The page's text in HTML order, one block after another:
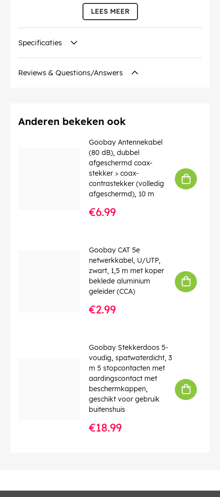
De knikbeveiliging en de stabiele mantel beschermen de
Ethernetkabel optimaal tegen kabelbreuk.
CAT 6 netwerkkabel is geschikt voor Gigabit Ethernet
Ethernet (PoE, PoE+, UPoE, 4PPoE) en HDBaseT.
AWG: 28/7 (stranded)
Specificatie: CAT 6
Contact: EIA/TIA-568 B
Bedrijfstemperatuur tot: 60 °C
Bedrijfstemperatuur vanaf: -20 °C
: 250 MHz
: dubbelzijdig
: Ronde kabel
Kabelmantel, materiaal: LSZH
LEES MEER
Specificaties
Reviews & Questions/Answers
Anderen bekeken ook
Goobay Antennekabel
(80 dB), dubbel
afgeschermd coax-
stekker > coax-
contrastekker (volledig
afgeschermd), 10 m
€6.99
Goobay CAT 5e
netwerkkabel, U/UTP,
zwart, 1,5 m met koper
beklede aluminium
geleider (CCA)
€2.99
Goobay Stekkerdoos 5-
voudig, spatwaterdicht, 3
m 5 stopcontacten met
aardingscontact met
beschermkappen,
geschikt voor gebruik
buitenshuis
€18.99